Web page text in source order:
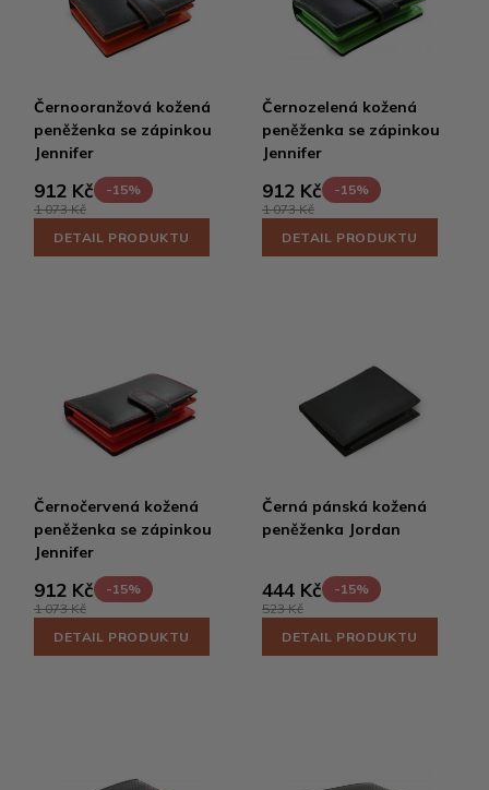
Černooranžová kožená
peněženka se zápinkou
Jennifer
912 Kč
-15%
1 073 Kč
DETAIL PRODUKTU
Černozelená kožená
peněženka se zápinkou
Jennifer
912 Kč
-15%
1 073 Kč
DETAIL PRODUKTU
Černočervená kožená
peněženka se zápinkou
Jennifer
912 Kč
-15%
1 073 Kč
DETAIL PRODUKTU
Černá pánská kožená
peněženka Jordan
444 Kč
-15%
523 Kč
DETAIL PRODUKTU